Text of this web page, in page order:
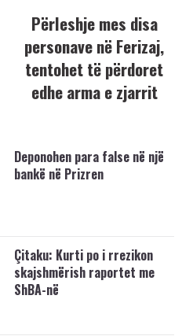
Përleshje mes disa
personave në Ferizaj,
tentohet të përdoret
edhe arma e zjarrit
Deponohen para false në një
bankë në Prizren
Çitaku: Kurti po i rrezikon
skajshmërish raportet me
ShBA-në